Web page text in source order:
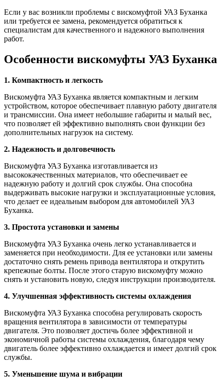
Если у вас возникли проблемы с вискомуфтой УАЗ Буханка
или требуется ее замена, рекомендуется обратиться к
специалистам для качественного и надежного выполнения
работ.
Особенности вискомуфты УАЗ Буханка
1. Компактность и легкость
Вискомуфта УАЗ Буханка является компактным и легким
устройством, которое обеспечивает плавную работу двигателя
и трансмиссии. Она имеет небольшие габариты и малый вес,
что позволяет ей эффективно выполнять свои функции без
дополнительных нагрузок на систему.
2. Надежность и долговечность
Вискомуфта УАЗ Буханка изготавливается из
высококачественных материалов, что обеспечивает ее
надежную работу и долгий срок службы. Она способна
выдерживать высокие нагрузки и эксплуатационные условия,
что делает ее идеальным выбором для автомобилей УАЗ
Буханка.
3. Простота установки и замены
Вискомуфта УАЗ Буханка очень легко устанавливается и
заменяется при необходимости. Для ее установки или замены
достаточно снять ремень привода вентилятора и открутить
крепежные болты. После этого старую вискомуфту можно
снять и установить новую, следуя инструкции производителя.
4. Улучшенная эффективность системы охлаждения
Вискомуфта УАЗ Буханка способна регулировать скорость
вращения вентилятора в зависимости от температуры
двигателя. Это позволяет достичь более эффективной и
экономичной работы системы охлаждения, благодаря чему
двигатель более эффективно охлаждается и имеет долгий срок
службы.
5. Уменьшение шума и вибрации